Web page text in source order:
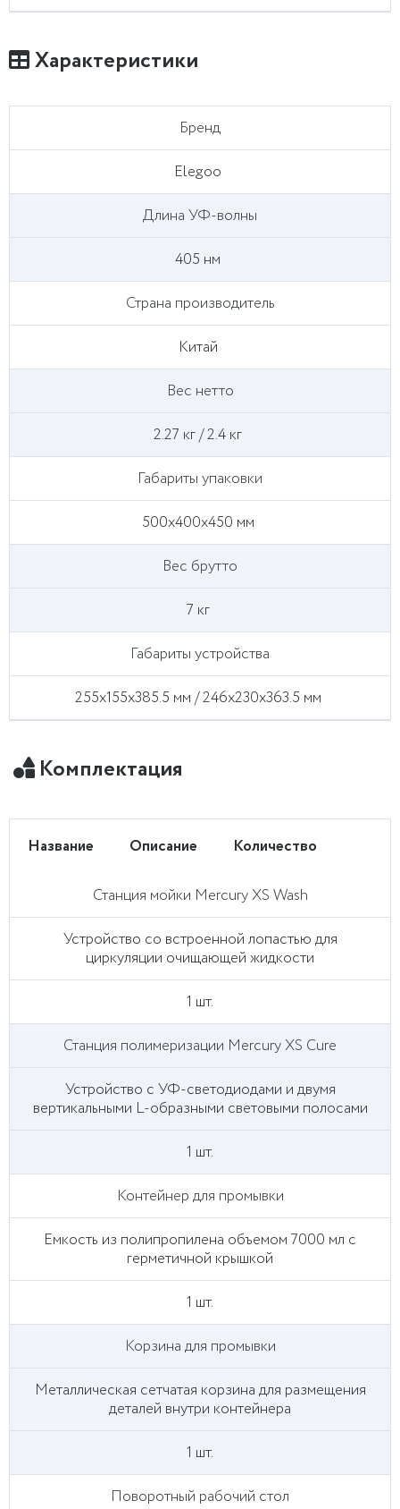
Характеристики
Бренд
Elegoo
Длина УФ-волны
405 нм
Страна производитель
Китай
Вес нетто
2.27 кг / 2.4 кг
Габариты упаковки
500х400х450 мм
Вес брутто
7 кг
Габариты устройства
255х155х385.5 мм / 246х230х363.5 мм
Комплектация
Название Описание Количество
Станция мойки Mercury XS Wash
Устройство со встроенной лопастью для
циркуляции очищающей жидкости
1 шт.
Станция полимеризации Mercury XS Cure
Устройство с УФ-светодиодами и двумя
вертикальными L-образными световыми полосами
1 шт.
Контейнер для промывки
Емкость из полипропилена объемом 7000 мл с
герметичной крышкой
1 шт.
Корзина для промывки
Металлическая сетчатая корзина для размещения
деталей внутри контейнера
1 шт.
Поворотный рабочий стол